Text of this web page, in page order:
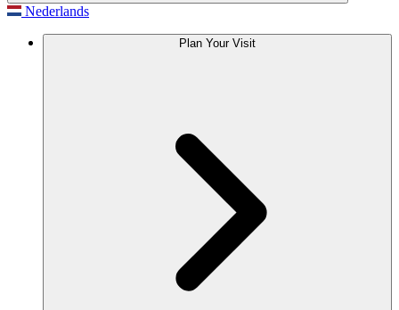
Nederlands
Plan Your Visit